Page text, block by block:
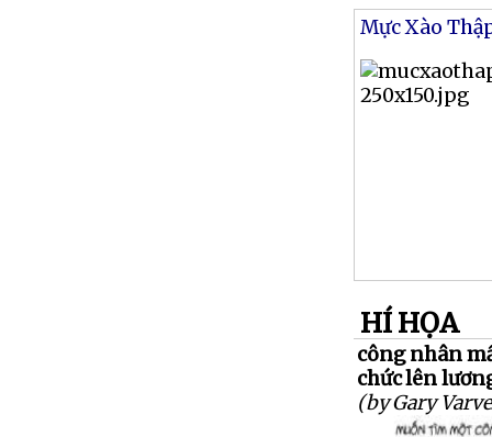
Mực Xào
HÍ HỌA
công nhân
chức lên
(by Gary